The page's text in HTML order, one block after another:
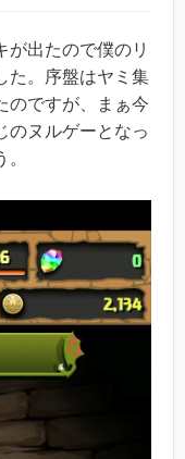
が出たので僕のリ
た。序盤はヤミ集
のですが、まぁ今
のヌルゲーとなっ